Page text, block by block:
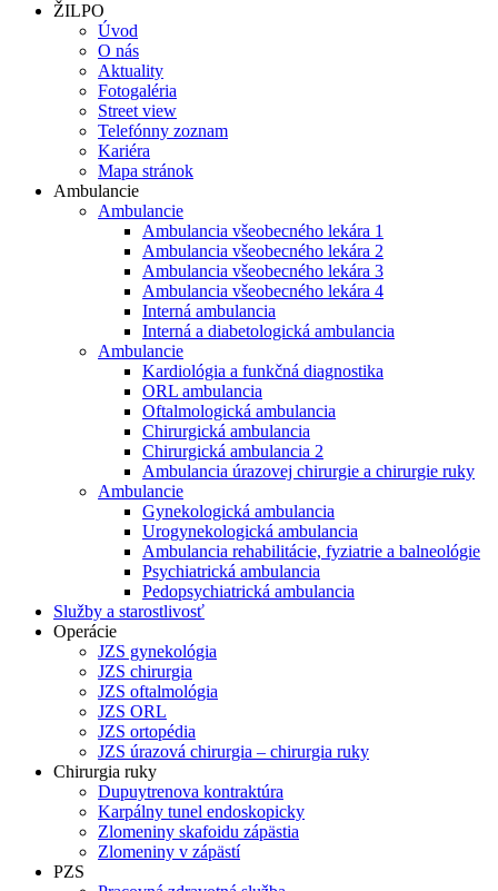
ŽILPO
Úvod
O nás
Aktuality
Fotogaléria
Street view
Telefónny zoznam
Kariéra
Mapa stránok
Ambulancie
Ambulancie
Ambulancia všeobecného lekára 1
Ambulancia všeobecného lekára 2
Ambulancia všeobecného lekára 3
Ambulancia všeobecného lekára 4
Interná ambulancia
Interná a diabetologická ambulancia
Ambulancie
Kardiológia a funkčná diagnostika
ORL ambulancia
Oftalmologická ambulancia
Chirurgická ambulancia
Chirurgická ambulancia 2
Ambulancia úrazovej chirurgie a chirurgie ruky
Ambulancie
Gynekologická ambulancia
Urogynekologická ambulancia
Ambulancia rehabilitácie, fyziatrie a balneológie
Psychiatrická ambulancia
Pedopsychiatrická ambulancia
Služby a starostlivosť
Operácie
JZS gynekológia
JZS chirurgia
JZS oftalmológia
JZS ORL
JZS ortopédia
JZS úrazová chirurgia – chirurgia ruky
Chirurgia ruky
Dupuytrenova kontraktúra
Karpálny tunel endoskopicky
Zlomeniny skafoidu zápästia
Zlomeniny v zápästí
PZS